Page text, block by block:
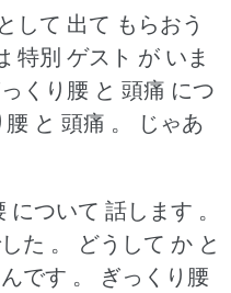
して 出て もらおう
特別 ゲスト が いま
くり腰 と 頭痛 につ
と 頭痛 。
じゃあ
ついて 話します 。
た 。
どうして か と
です 。
ぎっくり腰